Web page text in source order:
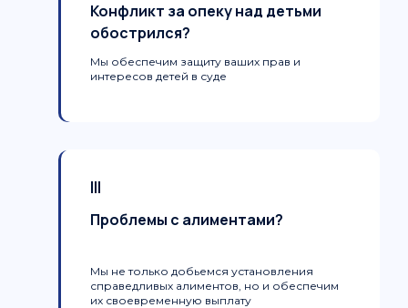
Мы обеспечим защиту ваших прав и
интересов детей в суде
Конфликт за опеку над детьми
обострился?
Мы не только добьемся установления
справедливых алиментов, но и обеспечим
их своевременную выплату
Проблемы с алиментами?
III